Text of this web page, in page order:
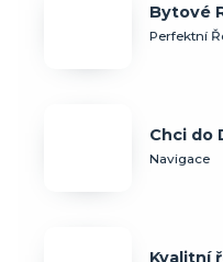
Bytové
Perfektní
Chci do
Navigace
Kvalitní